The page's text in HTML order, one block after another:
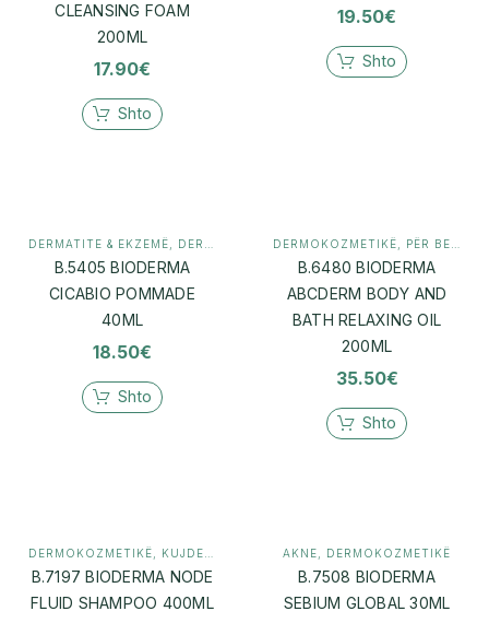
CLEANSING FOAM
200ML
17.90€
Shto
19.50€
Shto
DERMATITE & EKZEMË DERMOKOZMETIKË
B.5405 BIODERMA
CICABIO POMMADE
40ML
18.50€
Shto
DERMOKOZMETIKË PËR BEBE
B.6480 BIODERMA
ABCDERM BODY AND
BATH RELAXING OIL
200ML
35.50€
Shto
DERMOKOZMETIKË KUJDES PËR SKALPIN
B.7197 BIODERMA NODE
FLUID SHAMPOO 400ML
AKNE DERMOKOZMETIKË
B.7508 BIODERMA
SEBIUM GLOBAL 30ML